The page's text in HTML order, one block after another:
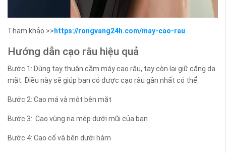
Tham khảo >> https://rongvang24h.com/may-cao-rau
Hướng dẫn cạo râu hiệu quả
Bước 1: Dùng tay thuận cầm máy cạo râu, tay còn lại giữ căng da
mặt. Điều này sẽ giúp bạn có được cạo râu gần nhất có thể.
Bước 2: Cạo má và một bên mặt
Bước 3: Cạo vùng ria mép dưới mũi của bạn
Bước 4: Cạo cổ và bên dưới hàm